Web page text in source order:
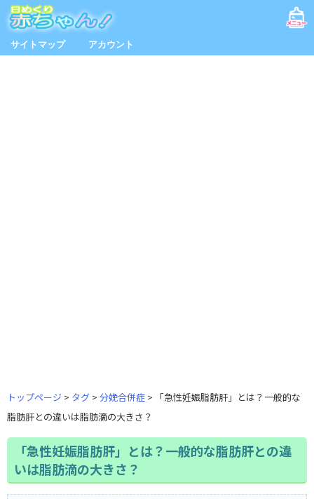
サイトマップ アカウント
トップページ タグ 分娩合併症
「急性妊娠脂肪肝」とは？一般的な
脂肪肝との違いは脂肪滴の大きさ？
「急性妊娠脂肪肝」とは？一般的な脂肪肝との違
いは脂肪滴の大きさ？